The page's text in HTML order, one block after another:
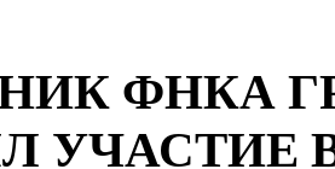
ФНКА
УЧАСТИЕ